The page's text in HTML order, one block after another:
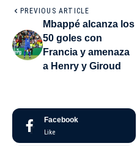
PREVIOUS ARTICLE
Mbappé alcanza los
50 goles con
Francia y amenaza
a Henry y Giroud
Facebook
Like